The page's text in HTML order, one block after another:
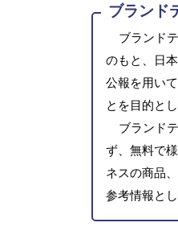
ブランド
ブランド
のもと、日
公報を用い
とを目的と
ブランド
ず、無料で
ネスの商品
参考情報と